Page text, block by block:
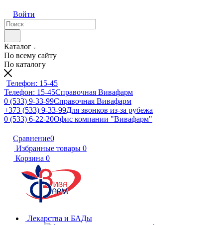
Войти
Каталог
По всему сайту
По каталогу
Телефон: 15-45
Телефон: 15-45Справочная Вивафарм
0 (533) 9-33-99Справочная Вивафарм
+373 (533) 9-33-99Для звонков из-за рубежа
0 (533) 6-22-20Офис компании "Вивафарм"
Сравнение0
Избранные товары 0
Корзина 0
Лекарства и БАДы